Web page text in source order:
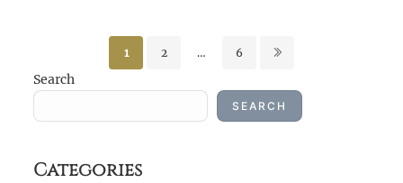
pagination
1 2 … 6
Search
SEARCH
Categories